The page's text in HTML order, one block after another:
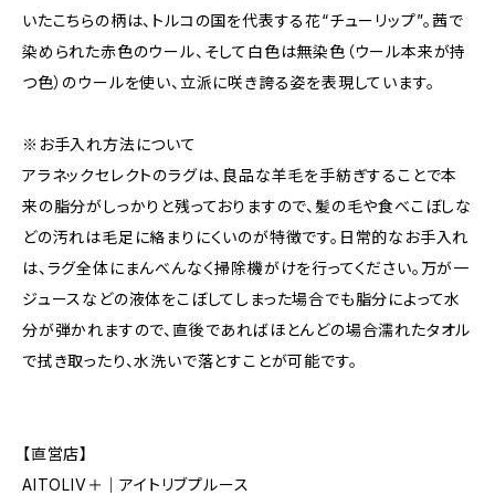
いたこちらの柄は、トルコの国を代表する花“チューリップ”。茜で
染められた赤色のウール、そして白色は無染色（ウール本来が持
つ色）のウールを使い、立派に咲き誇る姿を表現しています。
※お手入れ方法について
アラネックセレクトのラグは、良品な羊毛を手紡ぎすることで本
来の脂分がしっかりと残っておりますので、髪の毛や食べこぼしな
どの汚れは毛足に絡まりにくいのが特徴です。日常的なお手入れ
は、ラグ全体にまんべんなく掃除機がけを行ってください。万が一
ジュースなどの液体をこぼしてしまった場合でも脂分によって水
分が弾かれますので、直後であればほとんどの場合濡れたタオル
で拭き取ったり、水洗いで落とすことが可能です。
【直営店】
AITOLIV＋｜アイトリブプルース